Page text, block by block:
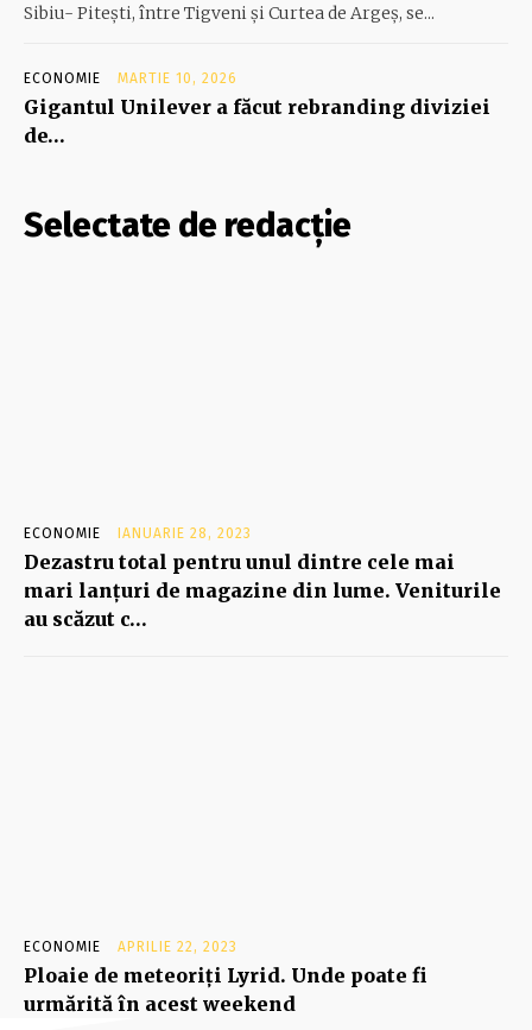
Sibiu- Piteşti, între Tigveni şi Curtea de Argeş, se...
ECONOMIE MARTIE 10, 2026
Gigantul Unilever a făcut rebranding diviziei
de…
Selectate de redacție
ECONOMIE IANUARIE 28, 2023
Dezastru total pentru unul dintre cele mai
mari lanţuri de magazine din lume. Veniturile
au scăzut c…
ECONOMIE APRILIE 22, 2023
Ploaie de meteoriţi Lyrid. Unde poate fi
urmărită în acest weekend